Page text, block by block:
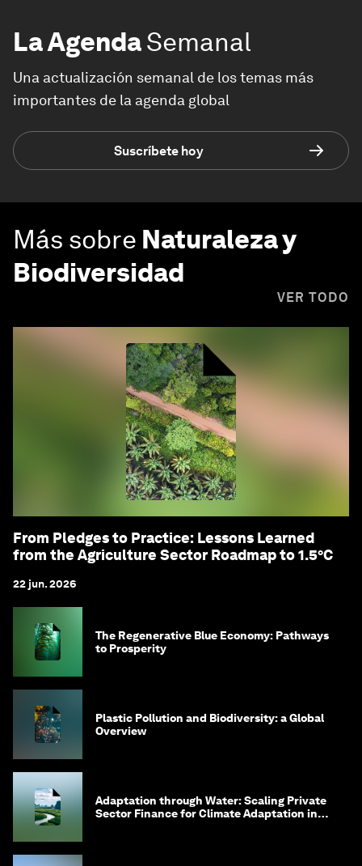
La AgendaSemanal
Una actualización semanal de los temas más
importantes de la agenda global
Suscríbete hoy
Más sobre Naturaleza y
Biodiversidad
VER TODO
From Pledges to Practice: Lessons Learned
from the Agriculture Sector Roadmap to 1.5°C
22 jun. 2026
The Regenerative Blue Economy: Pathways
to Prosperity
Plastic Pollution and Biodiversity: a Global
Overview
Adaptation through Water: Scaling Private
Sector Finance for Climate Adaptation in